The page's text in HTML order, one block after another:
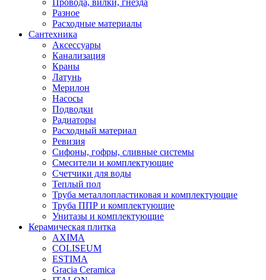
Провода, вилки, гнезда
Разное
Расходные материалы
Сантехника
Аксессуары
Канализация
Краны
Латунь
Мерилон
Насосы
Подводки
Радиаторы
Расходный материал
Ревизия
Сифоны, гофры, сливные системы
Смесители и комплектующие
Счетчики для воды
Теплый пол
Труба металлопластиковая и комплектующие
Труба ППР и комплектующие
Унитазы и комплектующие
Керамическая плитка
AXIMA
COLISEUM
ESTIMA
Gracia Ceramica